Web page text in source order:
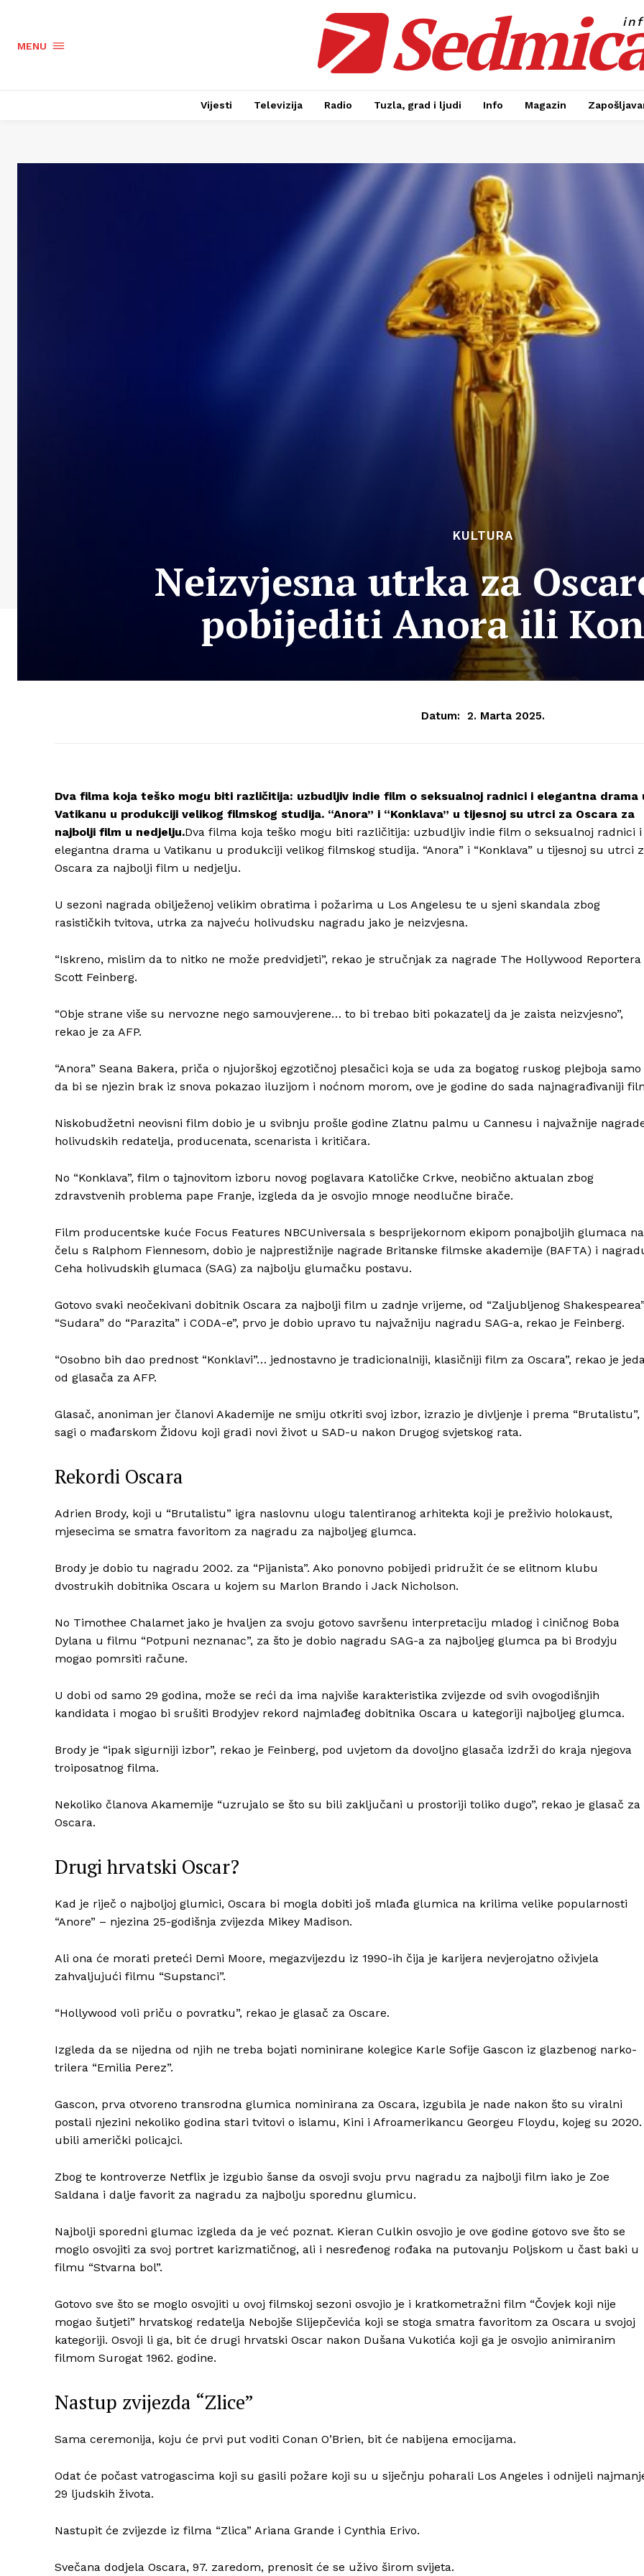
Info
Kontakt
Impressum
MENU
Vijesti Televizija Radio Tuzla, grad i ljudi Info Magazin
KULTURA
Neizvjesna utrka za
pobijediti Anora ili
Datum: 2. Marta 2025.
Dva filma koja teško mogu biti različitija: uzbudljiv indie film o seksualnoj radnici i elegantna drama
Vatikanu u produkciji velikog filmskog studija. “Anora” i “Konklava” u tijesnoj su utrci za Oscara za
najbolji film u nedjelju.Dva filma koja teško mogu biti različitija: uzbudljiv indie film o seksualnoj radnici i
elegantna drama u Vatikanu u produkciji velikog filmskog studija. “Anora” i “Konklava” u tijesnoj su utrci
Oscara za najbolji film u nedjelju.
U sezoni nagrada obilježenoj velikim obratima i požarima u Los Angelesu te u sjeni skandala zbog
rasističkih tvitova, utrka za najveću holivudsku nagradu jako je neizvjesna.
“Iskreno, mislim da to nitko ne može predvidjeti”, rekao je stručnjak za nagrade The Hollywood Reportera
Scott Feinberg.
“Obje strane više su nervozne nego samouvjerene… to bi trebao biti pokazatelj da je zaista neizvjesno”,
rekao je za AFP.
“Anora” Seana Bakera, priča o njujorškoj egzotičnoj plesačici koja se uda za bogatog ruskog plejboja samo
da bi se njezin brak iz snova pokazao iluzijom i noćnom morom, ove je godine do sada najnagrađivaniji
Niskobudžetni neovisni film dobio je u svibnju prošle godine Zlatnu palmu u Cannesu i najvažnije
holivudskih redatelja, producenata, scenarista i kritičara.
No “Konklava”, film o tajnovitom izboru novog poglavara Katoličke Crkve, neobično aktualan zbog
zdravstvenih problema pape Franje, izgleda da je osvojio mnoge neodlučne birače.
Film producentske kuće Focus Features NBCUniversala s besprijekornom ekipom ponajboljih glumaca na
čelu s Ralphom Fiennesom, dobio je najprestižnije nagrade Britanske filmske akademije (BAFTA) i
Ceha holivudskih glumaca (SAG) za najbolju glumačku postavu.
Gotovo svaki neočekivani dobitnik Oscara za najbolji film u zadnje vrijeme, od “Zaljubljenog
“Sudara” do “Parazita” i CODA-e”, prvo je dobio upravo tu najvažniju nagradu SAG-a, rekao je Feinberg.
“Osobno bih dao prednost “Konklavi”… jednostavno je tradicionalniji, klasičniji film za Oscara”, rekao je
od glasača za AFP.
Glasač, anoniman jer članovi Akademije ne smiju otkriti svoj izbor, izrazio je divljenje i prema “Brutalistu”,
sagi o mađarskom Židovu koji gradi novi život u SAD-u nakon Drugog svjetskog rata.
Rekordi Oscara
Adrien Brody, koji u “Brutalistu” igra naslovnu ulogu talentiranog arhitekta koji je preživio holokaust,
mjesecima se smatra favoritom za nagradu za najboljeg glumca.
Brody je dobio tu nagradu 2002. za “Pijanista”. Ako ponovno pobijedi pridružit će se elitnom klubu
dvostrukih dobitnika Oscara u kojem su Marlon Brando i Jack Nicholson.
No Timothee Chalamet jako je hvaljen za svoju gotovo savršenu interpretaciju mladog i ciničnog Boba
Dylana u filmu “Potpuni neznanac”, za što je dobio nagradu SAG-a za najboljeg glumca pa bi Brodyju
mogao pomrsiti račune.
U dobi od samo 29 godina, može se reći da ima najviše karakteristika zvijezde od svih ovogodišnjih
kandidata i mogao bi srušiti Brodyjev rekord najmlađeg dobitnika Oscara u kategoriji najboljeg glumca.
Brody je “ipak sigurniji izbor”, rekao je Feinberg, pod uvjetom da dovoljno glasača izdrži do kraja njegova
troiposatnog filma.
Nekoliko članova Akamemije “uzrujalo se što su bili zaključani u prostoriji toliko dugo”, rekao je glasač za
Oscara.
Drugi hrvatski Oscar?
Kad je riječ o najboljoj glumici, Oscara bi mogla dobiti još mlađa glumica na krilima velike popularnosti
“Anore” – njezina 25-godišnja zvijezda Mikey Madison.
Ali ona će morati preteći Demi Moore, megazvijezdu iz 1990-ih čija je karijera nevjerojatno oživjela
zahvaljujući filmu “Supstanci”.
“Hollywood voli priču o povratku”, rekao je glasač za Oscare.
Izgleda da se nijedna od njih ne treba bojati nominirane kolegice Karle Sofije Gascon iz glazbenog narko-
trilera “Emilia Perez”.
Gascon, prva otvoreno transrodna glumica nominirana za Oscara, izgubila je nade nakon što su viralni
postali njezini nekoliko godina stari tvitovi o islamu, Kini i Afroamerikancu Georgeu Floydu, kojeg su 2020.
ubili američki policajci.
Zbog te kontroverze Netflix je izgubio šanse da osvoji svoju prvu nagradu za najbolji film iako je Zoe
Saldana i dalje favorit za nagradu za najbolju sporednu glumicu.
Najbolji sporedni glumac izgleda da je već poznat. Kieran Culkin osvojio je ove godine gotovo sve što se
moglo osvojiti za svoj portret karizmatičnog, ali i nesređenog rođaka na putovanju Poljskom u čast baki u
filmu “Stvarna bol”.
Gotovo sve što se moglo osvojiti u ovoj filmskoj sezoni osvojio je i kratkometražni film “Čovjek koji nije
mogao šutjeti” hrvatskog redatelja Nebojše Slijepčevića koji se stoga smatra favoritom za Oscara u svojoj
kategoriji. Osvoji li ga, bit će drugi hrvatski Oscar nakon Dušana Vukotića koji ga je osvojio animiranim
filmom Surogat 1962. godine.
Nastup zvijezda “Zlice”
Sama ceremonija, koju će prvi put voditi Conan O’Brien, bit će nabijena emocijama.
Odat će počast vatrogascima koji su gasili požare koji su u siječnju poharali Los Angeles i odnijeli
29 ljudskih života.
Nastupit će zvijezde iz filma “Zlica” Ariana Grande i Cynthia Erivo.
Svečana dodjela Oscara, 97. zaredom, prenosit će se uživo širom svijeta.